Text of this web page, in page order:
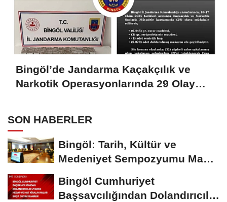
Bingöl’de Jandarma Kaçakçılık ve
Narkotik Operasyonlarında 29 Olaya
SON HABERLER
Bingöl: Tarih, Kültür ve
Medeniyet Sempozyumu Mayıs
Bingöl Cumhuriyet
Başsavcılığından Dolandırıcılık